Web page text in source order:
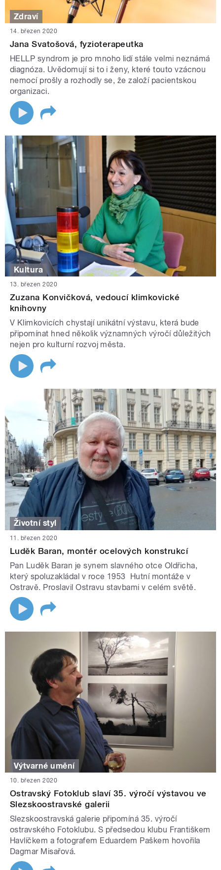
Zdraví
14. březen 2020
Jana Svatošová, fyzioterapeutka
HELLP syndrom je pro mnoho lidí stále velmi neznámá
diagnóza. Uvědomují si to i ženy, které touto vzácnou
nemocí prošly a rozhodly se, že založí pacientskou
organizaci.
Kultura
13. březen 2020
Zuzana Konvičková, vedoucí klimkovické
knihovny
V Klimkovicích chystají unikátní výstavu, která bude
připomínat hned několik významných výročí důležitých
nejen pro kulturní rozvoj města.
Životní styl
11. březen 2020
Luděk Baran, montér ocelových konstrukcí
Pan Luděk Baran je synem slavného otce Oldřicha,
který spoluzakládal v roce 1953 Hutní montáže v
Ostravě. Proslavil Ostravu stavbami v celém světě.
Výtvarné umění
10. březen 2020
Ostravský Fotoklub slaví 35. výročí výstavou ve
Slezskoostravské galerii
Slezskoostravská galerie připomíná 35. výročí
ostravského Fotoklubu. S předsedou klubu Františkem
Havlíčkem a fotografem Eduardem Paškem hovořila
Dagmar Misařová.